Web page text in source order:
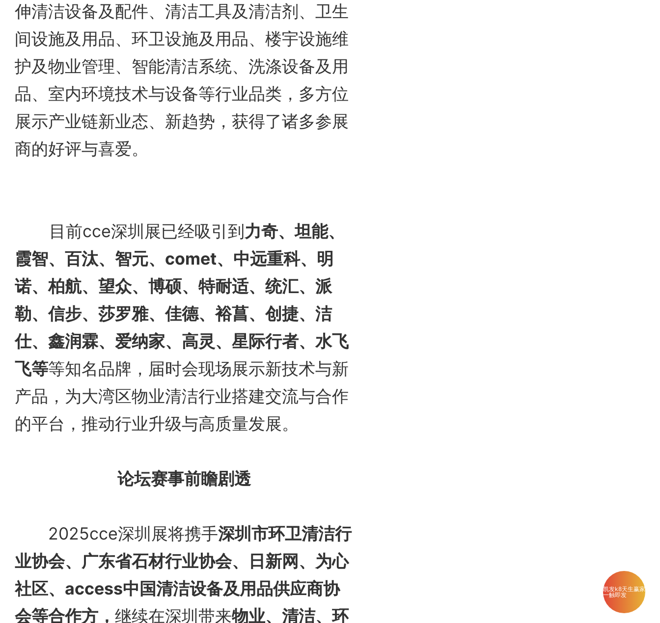
伸清洁设备及配件、清洁工具及清洁剂、卫生
间设施及用品、环卫设施及用品、楼宇设施维
护及物业管理、智能清洁系统、洗涤设备及用
品、室内环境技术与设备等行业品类，多方位
展示产业链新业态、新趋势，获得了诸多参展
商的好评与喜爱。
目前cce深圳展已经吸引到力奇、坦能、
霞智、百汰、智元、comet、中远重科、明
诺、柏航、望众、博硕、特耐适、统汇、派
勒、信步、莎罗雅、佳德、裕菖、创捷、洁
仕、鑫润霖、爱纳家、高灵、星际行者、水飞
飞等等知名品牌，届时会现场展示新技术与新
产品，为大湾区物业清洁行业搭建交流与合作
的平台，推动行业升级与高质量发展。
论坛赛事前瞻剧透
2025cce深圳展将携手深圳市环卫清洁行
业协会、广东省石材行业协会、日新网、为心
社区、access中国清洁设备及用品供应商协
会等合作方， 继续在深圳带来物业、清洁、环
凯发k8天生赢家
一触即发